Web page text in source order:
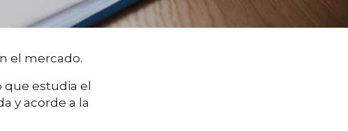
el mercado.
estudia el
y acorde a la